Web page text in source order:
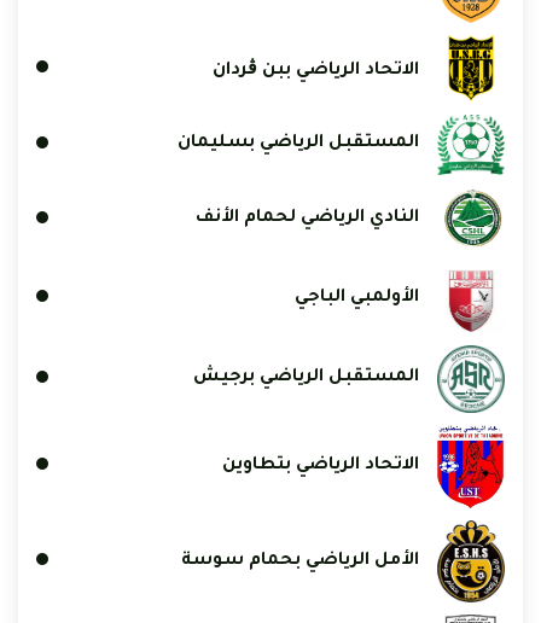
الاتحاد الرياضي ببن ڨردان
المستقبل الرياضي بسليمان
النادي الرياضي لحمام الأنف
الأولمبي الباجي
المستقبل الرياضي برجيش
الاتحاد الرياضي بتطاوين
الأمل الرياضي بحمام سوسة